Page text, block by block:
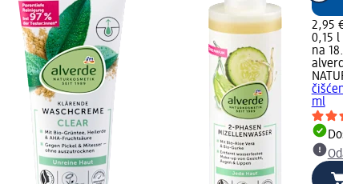
2,95 €
0,15 l
na
alverde
čišćenje
ml